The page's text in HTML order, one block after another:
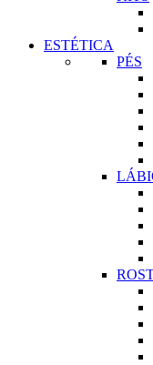
ESTÉTICA
PÉS